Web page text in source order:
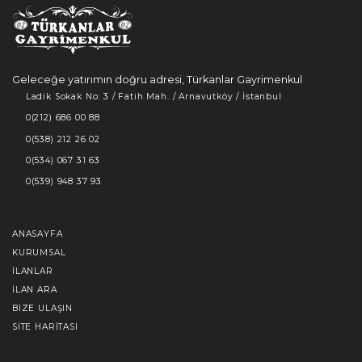
Geleceğe yatırımın doğru adresi, Türkanlar Gayrimenkul
Ladik Sokak No: 3 / Fatih Mah. / Arnavutköy / İstanbul
0(212) 686 00 88
0(538) 212 26 02
0(534) 067 31 63
0(539) 948 37 93
ANASAYFA
KURUMSAL
İLANLAR
İLAN ARA
BIZE ULAŞIN
SITE HARITASI